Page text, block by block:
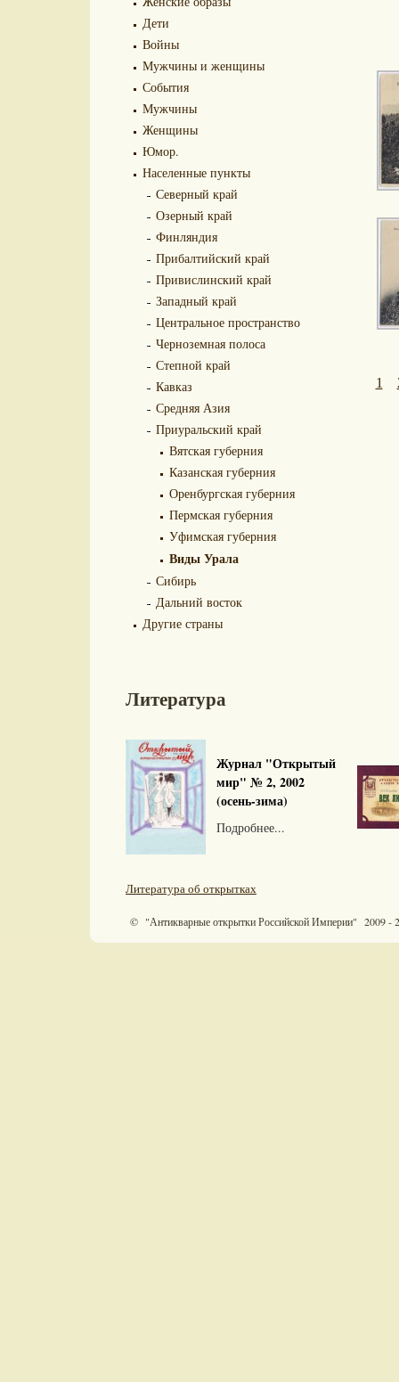
Дети
Войны
Мужчины и женщины
События
Мужчины
Женщины
Юмор.
Населенные пункты
Северный край
Озерный край
Финляндия
Прибалтийский край
Привислинский край
Западный край
Центральное пространство
Черноземная полоса
Степной край
Кавказ
Средняя Азия
Приуральский край
Вятская губерния
Казанская губерния
Оренбургская губерния
Пермская губерния
Уфимская губерния
Виды Урала
Сибирь
Дальний восток
Другие страны
1
Литература
Журнал "Открытый
мир" № 2, 2002
(осень-зима)
Подробнее...
Литература об открытках
© "Антикварные открытки Российской Империи" 2009 -